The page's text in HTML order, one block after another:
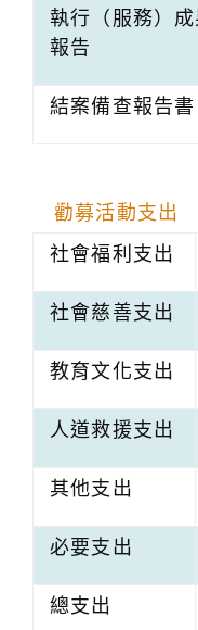
執行（服務）成
報告
結案備查報告書
勸募活動支出
社會福利支出
社會慈善支出
教育文化支出
人道救援支出
其他支出
必要支出
總支出